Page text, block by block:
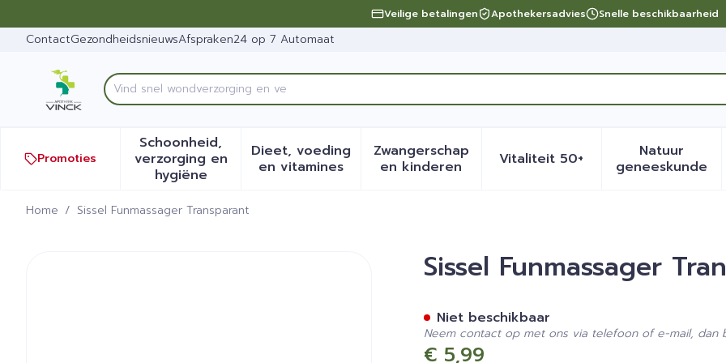
Veilige betalingen Apothekersadvies Snelle beschikbaarheid
ContactGezondheidsnieuwsAfspraken24 op 7 Automaat
Product, merk, categorie...
Vin
Promoties
Schoonheid,
verzorging en
hygiëneToon submenu voor Schoonheid, verzorging en hygiëne categorie
Dieet, voeding
en vitamines
Toon submenu voor Dieet, voeding en vitamines categorie
Zwangerschap
en kinderenToon submenu voor Zwangerschap en
Vitaliteit 50+Toon submenu voor
Natuur
geneeskunde
Toon
Home / Sissel Funmassager Transparant
Sissel Funmassager
€ 5,99
Niet beschikbaar
Neem contact op met ons via telefoon of e-mail, dan